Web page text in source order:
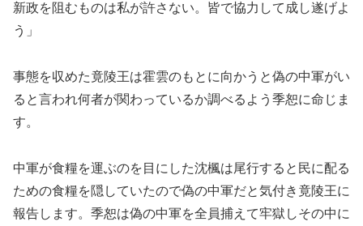
新政を阻むものは私が許さない。皆で協力して成し遂げよ
う」
事態を収めた竟陵王は霍雲のもとに向かうと偽の中軍がい
ると言われ何者が関わっているか調べるよう季恕に命じま
す。
中軍が食糧を運ぶのを目にした沈楓は尾行すると民に配る
ための食糧を隠していたので偽の中軍だと気付き竟陵王に
報告します。季恕は偽の中軍を全員捕えて牢獄しその中に